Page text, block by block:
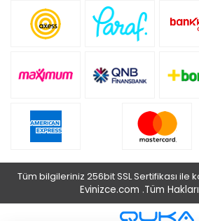
Tüm bilgileriniz 256bit SSL Sertifikası ile
Evinizce.com .Tüm